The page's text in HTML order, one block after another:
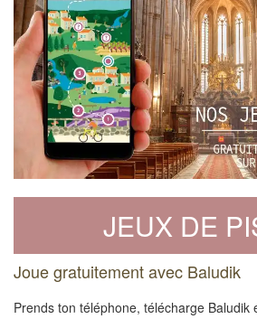
JEUX DE
Joue gratuitement avec Baludik
Prends ton téléphone, télécharge Baludik